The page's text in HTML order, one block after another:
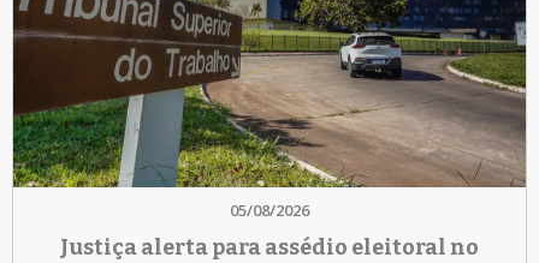
05/08/2026
Justiça alerta para assédio eleitoral no